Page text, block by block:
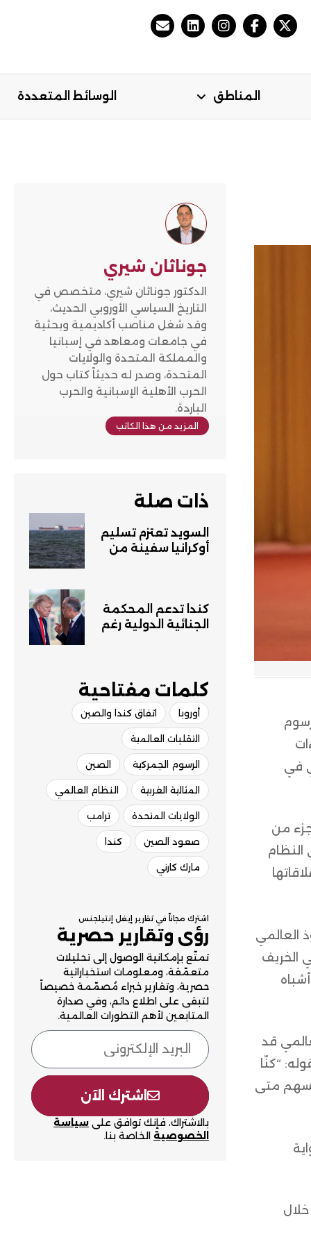
المناطق الوسائط المتعددة المناطق الوسائط المتعددة
في
من
العالمي
الخريف
قد
“كنّا
متى
جوناثان شيري
الدكتور جوناثان شيري، متخصص في
التاريخ السياسي الأوروبي الحديث،
وقد شغل مناصب أكاديمية وبحثية
في جامعات ومعاهد في إسبانيا
والمملكة المتحدة والولايات
المتحدة، وصدر له حديثاً كتاب حول
الحرب الأهلية الإسبانية والحرب
الباردة.
المزيد من هذا الكاتب
ذات صلة
السويد تعتزم تسليم
أوكرانيا سفينة من
كندا تدعم المحكمة
الجنائية الدولية رغم
كلمات مفتاحية​
أوروبا اتفاق كندا والصين
التقلبات العالمية
الرسوم الجمركية الصين
المثالية الغربية النظام العالمي
الولايات المتحدة ترامب
صعود الصين كندا
مارك كارني
اشترك مجاناً في تقارير إيغل إنتيلجنس
رؤى وتقارير حصرية
تمتّع بإمكانية الوصول إلى تحليلات
متعمّقة، ومعلومات استخباراتية
حصرية، وتقارير خبراء مُصمّمة خصيصاً
لتبقى على اطلاع دائم، وفي صدارة
المتابعين لأهم التطورات العالمية.
اشترك الآن
بالاشتراك، فإنك توافق على سياسة
الخصوصية الخاصة بنا.